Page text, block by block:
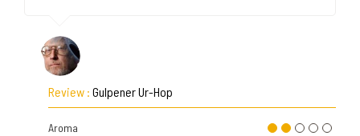
Review : Gulpener Ur-Hop
Aroma